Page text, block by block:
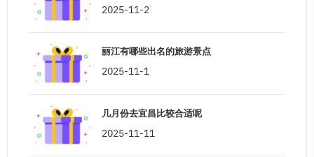
2025-11-2
丽江有哪些出名的旅游景点
2025-11-1
几月份去宜昌比较合适呢
2025-11-11